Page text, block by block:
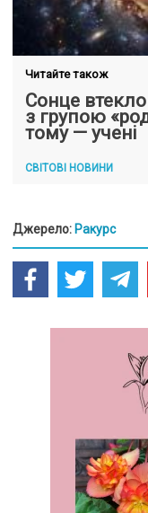
Читайте також
Сонце
з групою
тому — учені
СВІТОВІ НОВИНИ
Джерело: Ракурс